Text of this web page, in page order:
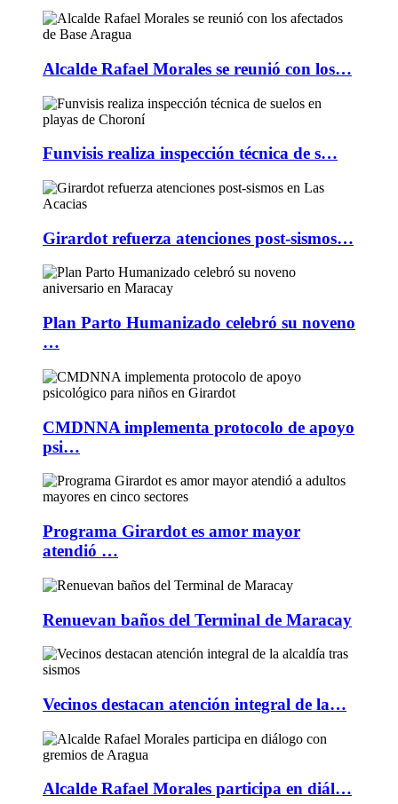
Alcalde Rafael Morales se reunió con los…
Funvisis realiza inspección técnica de s…
Girardot refuerza atenciones post-sismos…
Plan Parto Humanizado celebró su noveno
…
CMDNNA implementa protocolo de apoyo
psi…
Programa Girardot es amor mayor
atendió …
Renuevan baños del Terminal de Maracay
Vecinos destacan atención integral de la…
Alcalde Rafael Morales participa en diál…